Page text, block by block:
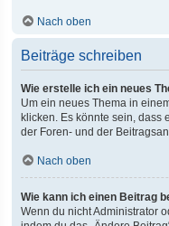
Nach oben
Beiträge schreiben
Wie erstelle ich ein neues
Um ein neues Thema in
klicken. Es könnte sein, dass
der Foren- und der
Nach oben
Wie kann ich einen Beitrag
Wenn du nicht Administrator